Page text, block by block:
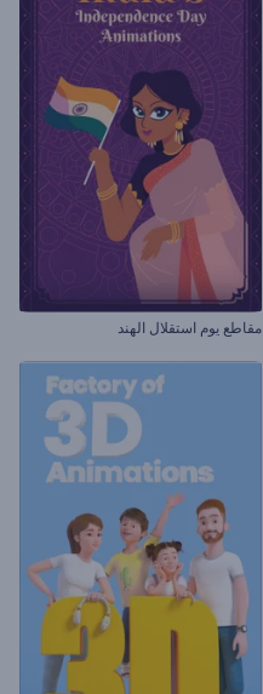
مقاطع يوم استقلال الهند